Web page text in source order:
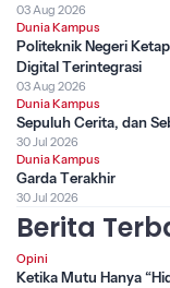
03 Aug 2026
Dunia Kampus
Politeknik Negeri
Digital Terintegrasi
03 Aug 2026
Dunia Kampus
Sepuluh Cerita, dan
30 Jul 2026
Dunia Kampus
Garda Terakhir
30 Jul 2026
Berita
Opini
Ketika Mutu Hanya